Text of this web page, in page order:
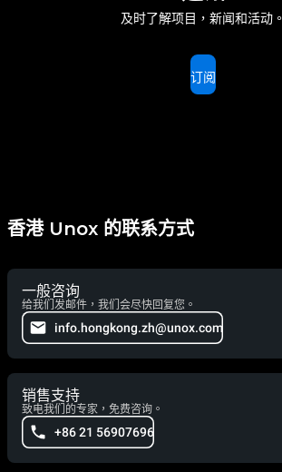
及时了解项目，新闻和活动。
订阅
香港 Unox 的联系方式
一般咨询
给我们发邮件，我们会尽快回复您。
info.hongkong.zh@unox.com
销售支持
致电我们的专家，免费咨询。
+86 21 56907696